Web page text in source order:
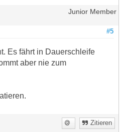
Junior Member
#5
Es fährt in Dauerschleife
aber nie zum
Zitieren